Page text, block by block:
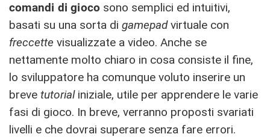
comandi di gioco sono semplici ed intuitivi,
basati su una sorta di gamepadvirtuale con
freccette visualizzate a video. Anche se
nettamente molto chiaro in cosa consiste il fine,
lo sviluppatore ha comunque voluto inserire un
breve tutorialiniziale, utile per apprendere le varie
fasi di gioco. In breve, verranno proposti svariati
livelli e che dovrai superare senza fare errori.